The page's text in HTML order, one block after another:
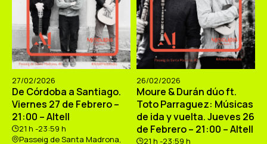
27/02/2026
De Córdoba a Santiago.
Viernes 27 de Febrero –
21:00 – Altell
21 h -23:59 h
Passeig de Santa Madrona,
26/02/2026
Moure & Durán dúo ft.
Toto Parraguez: Músicas
de ida y vuelta. Jueves 26
de Febrero – 21:00 – Altell
21 h -23:59 h